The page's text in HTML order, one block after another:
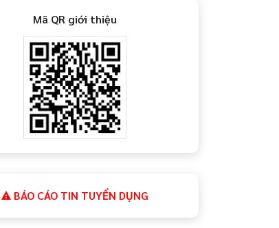
Mã QR giới thiệu
BÁO CÁO TIN TUYỂN DỤNG